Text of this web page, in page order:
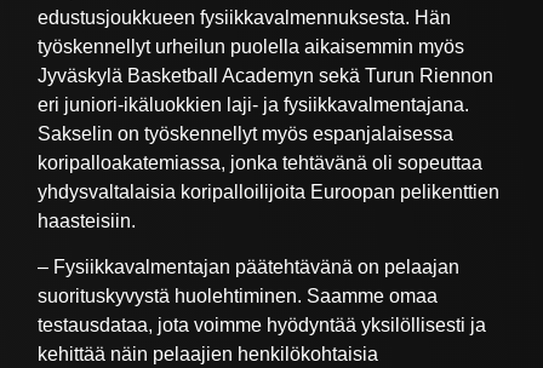
edustusjoukkueen fysiikkavalmennuksesta. Hän
työskennellyt urheilun puolella aikaisemmin myös
Jyväskylä Basketball Academyn sekä Turun Riennon
eri juniori-ikäluokkien laji- ja fysiikkavalmentajana.
Sakselin on työskennellyt myös espanjalaisessa
koripalloakatemiassa, jonka tehtävänä oli sopeuttaa
yhdysvaltalaisia koripalloilijoita Euroopan pelikenttien
haasteisiin.
– Fysiikkavalmentajan päätehtävänä on pelaajan
suorituskyvystä huolehtiminen. Saamme omaa
testausdataa, jota voimme hyödyntää yksilöllisesti ja
kehittää näin pelaajien henkilökohtaisia